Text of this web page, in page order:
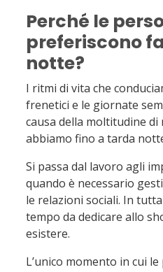
Perché le
preferiscono
notte?
I ritmi di vita che
frenetici e le giornate
causa della moltitudine
abbiamo fino a tarda
Si passa dal lavoro agli
quando è necessario
le relazioni sociali. In
tempo da dedicare allo
esistere.
L’unico momento in cui